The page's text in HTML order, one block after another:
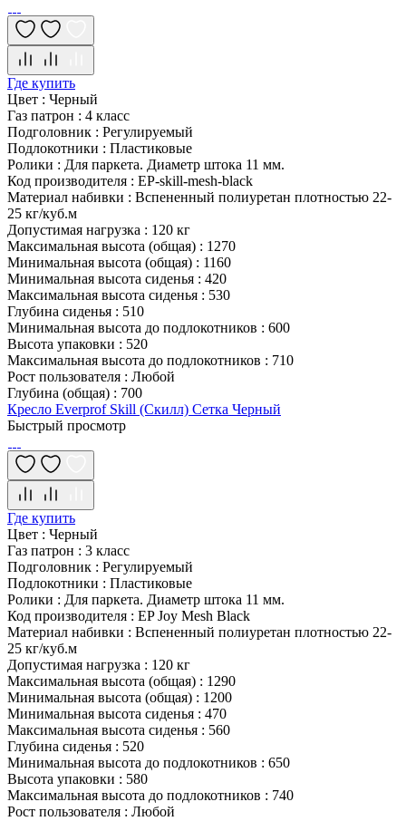
Где купить
Цвет : Черный
Газ патрон : 4 класс
Подголовник : Регулируемый
Подлокотники : Пластиковые
Ролики : Для паркета. Диаметр штока 11 мм.
Код производителя : EP-skill-mesh-black
Материал набивки : Вспененный полиуретан плотностью 22-
25 кг/куб.м
Допустимая нагрузка : 120 кг
Максимальная высота (общая) : 1270
Минимальная высота (общая) : 1160
Минимальная высота сиденья : 420
Максимальная высота сиденья : 530
Глубина сиденья : 510
Минимальная высота до подлокотников : 600
Высота упаковки : 520
Максимальная высота до подлокотников : 710
Рост пользователя : Любой
Глубина (общая) : 700
Кресло Everprof Skill (Скилл) Сетка Черный
Быстрый просмотр
Где купить
Цвет : Черный
Газ патрон : 3 класс
Подголовник : Регулируемый
Подлокотники : Пластиковые
Ролики : Для паркета. Диаметр штока 11 мм.
Код производителя : EP Joy Mesh Black
Материал набивки : Вспененный полиуретан плотностью 22-
25 кг/куб.м
Допустимая нагрузка : 120 кг
Максимальная высота (общая) : 1290
Минимальная высота (общая) : 1200
Минимальная высота сиденья : 470
Максимальная высота сиденья : 560
Глубина сиденья : 520
Минимальная высота до подлокотников : 650
Высота упаковки : 580
Максимальная высота до подлокотников : 740
Рост пользователя : Любой